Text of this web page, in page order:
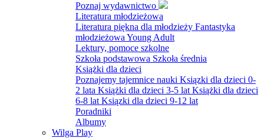
Poznaj wydawnictwo
Literatura młodzieżowa
Literatura piękna dla młodzieży Fantastyka
młodzieżowa Young Adult
Lektury, pomoce szkolne
Szkoła podstawowa Szkoła średnia
Książki dla dzieci
Poznajemy tajemnice nauki Ksiązki dla dzieci 0-
2 lata Książki dla dzieci 3-5 lat Książki dla dzieci
6-8 lat Ksiązki dla dzieci 9-12 lat
Poradniki
Albumy
Wilga Play